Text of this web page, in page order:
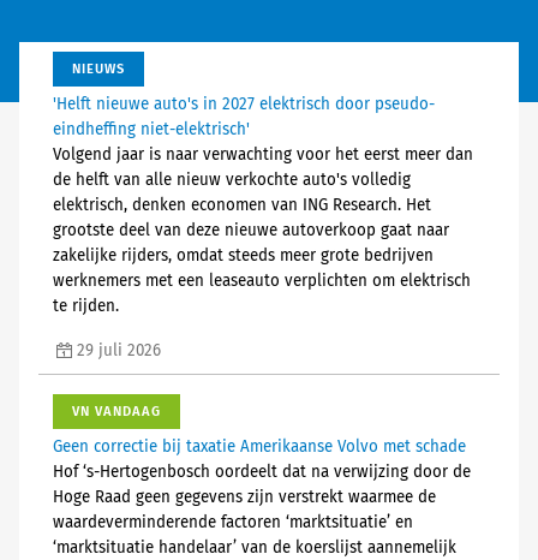
NIEUWS
'Helft nieuwe auto's in 2027 elektrisch door pseudo-
eindheffing niet-elektrisch'
Volgend jaar is naar verwachting voor het eerst meer dan
de helft van alle nieuw verkochte auto's volledig
elektrisch, denken economen van ING Research. Het
grootste deel van deze nieuwe autoverkoop gaat naar
zakelijke rijders, omdat steeds meer grote bedrijven
werknemers met een leaseauto verplichten om elektrisch
te rijden.
29 juli 2026
VN VANDAAG
Geen correctie bij taxatie Amerikaanse Volvo met schade
Hof ‘s-Hertogenbosch oordeelt dat na verwijzing door de
Hoge Raad geen gegevens zijn verstrekt waarmee de
waardeverminderende factoren ‘marktsituatie’ en
‘marktsituatie handelaar’ van de koerslijst aannemelijk